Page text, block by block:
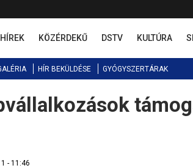
HÍREK KÖZÉRDEKŰ DSTV KULTÚRA
HÍR BEKÜLDÉSE GYÓGYSZERTÁRAK
- 11:46